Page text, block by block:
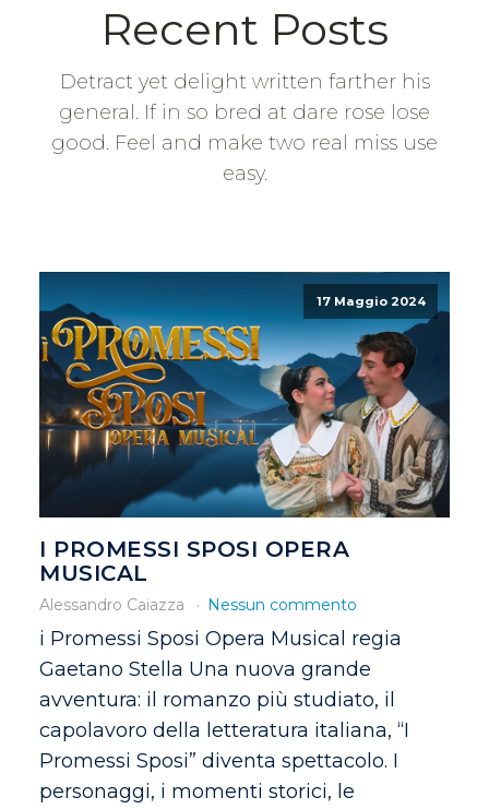
Recent Posts
Detract yet delight written farther his
general. If in so bred at dare rose lose
good. Feel and make two real miss use
easy.
17 Maggio 2024
I PROMESSI SPOSI OPERA
MUSICAL
Alessandro Caiazza Nessun commento
i Promessi Sposi Opera Musical regia
Gaetano Stella Una nuova grande
avventura: il romanzo più studiato, il
capolavoro della letteratura italiana, “I
Promessi Sposi” diventa spettacolo. I
personaggi, i momenti storici, le